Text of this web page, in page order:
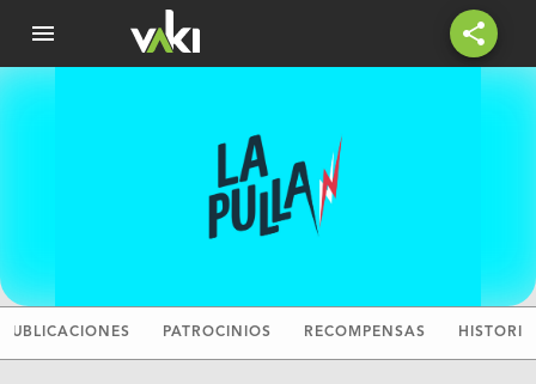
menu share
PUBLICACIONES PATROCINIOS RECOMPENSAS HISTORIA